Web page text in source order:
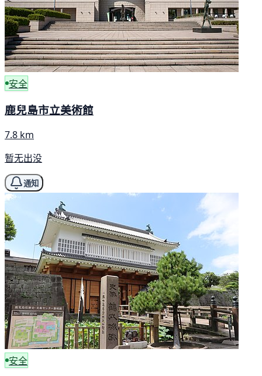
安全
鹿兒島市立美術館
7.8 km
暂无出没
通知
安全